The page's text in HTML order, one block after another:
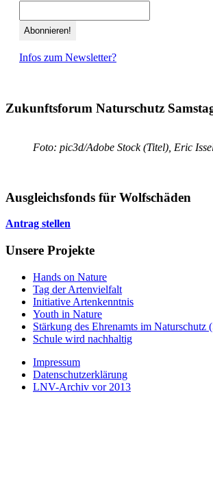
Infos zum Newsletter?
Zukunftsforum Naturschutz
Foto: pic3d/Adobe Stock (Titel), Eric
Ausgleichsfonds für Wolfschäden
Antrag stellen
Unsere Projekte
Hands on Nature
Tag der Artenvielfalt
Initiative Artenkenntnis
Youth in Nature
Stärkung des Ehrenamts im Naturschutz
Schule wird nachhaltig
Impressum
Datenschutzerklärung
LNV-Archiv vor 2013